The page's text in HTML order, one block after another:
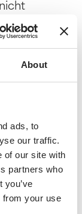
About
ads, to
our traffic.
of our site with
partners who
you’ve
from your use
im
seit ihr
hat.
nicht
zunächst
Ruhe und
trifft
der
nur